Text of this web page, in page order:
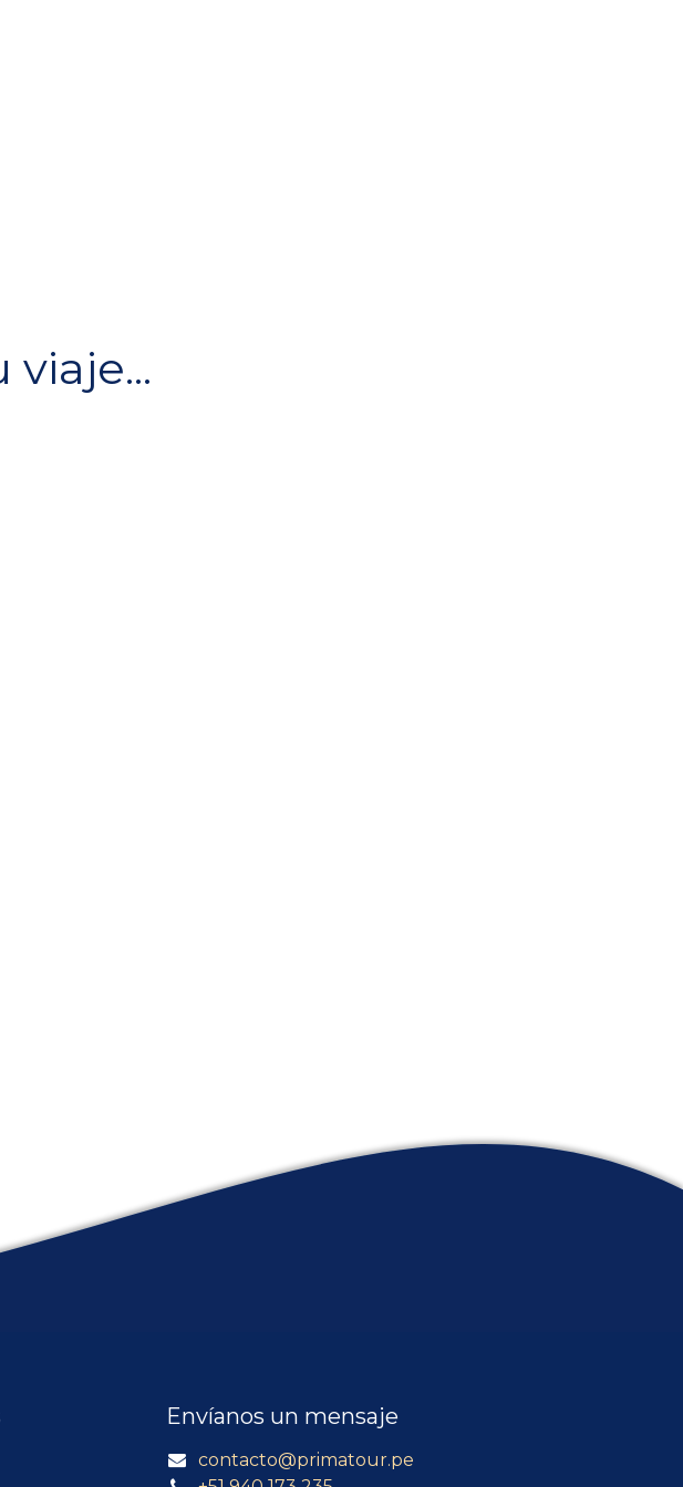
Envíanos un mensaje
contacto@primatour.pe